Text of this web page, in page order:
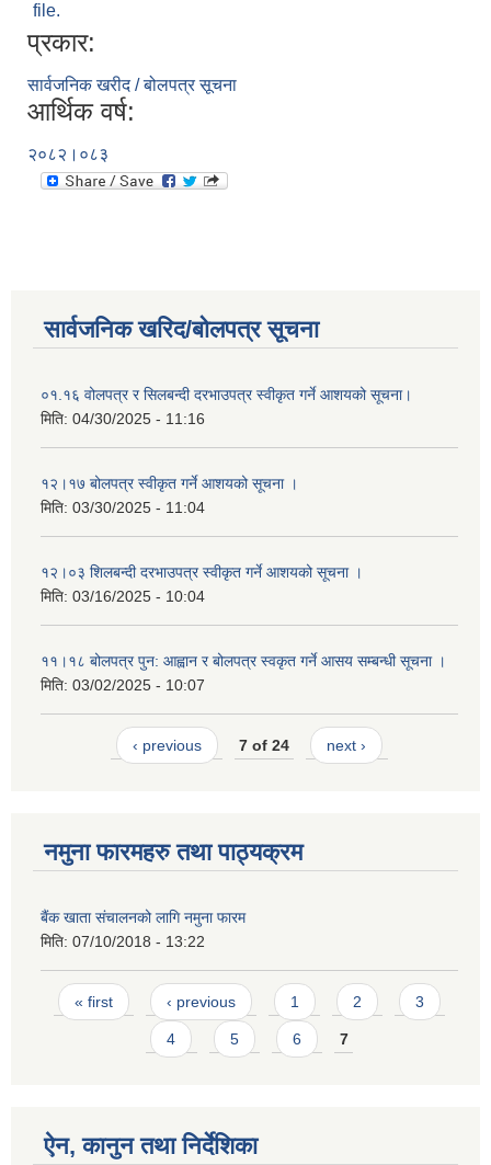
file.
प्रकार:
सार्वजनिक खरीद / बोलपत्र सूचना
आर्थिक वर्ष:
२०८२।०८३
सार्वजनिक खरिद/बोलपत्र सूचना
०१.१६ वोलपत्र र सिलबन्दी दरभाउपत्र स्वीकृत गर्ने आशयको सूचना।
मिति: 04/30/2025 - 11:16
१२।१७ बोलपत्र स्वीकृत गर्ने आशयको सूचना ।
मिति: 03/30/2025 - 11:04
१२।०३ शिलबन्दी दरभाउपत्र स्वीकृत गर्ने आशयको सूचना ।
मिति: 03/16/2025 - 10:04
११।१८ बोलपत्र पुन: आह्वान र बोलपत्र स्वकृत गर्ने आसय सम्बन्धी सूचना ।
मिति: 03/02/2025 - 10:07
‹ previous 7 of 24 next ›
नमुना फारमहरु तथा पाठ्यक्रम
बैंक खाता संचालनको लागि नमुना फारम
मिति: 07/10/2018 - 13:22
Pages
« first ‹ previous 1 2 3
4 5 6 7
ऐन, कानुन तथा निर्देशिका